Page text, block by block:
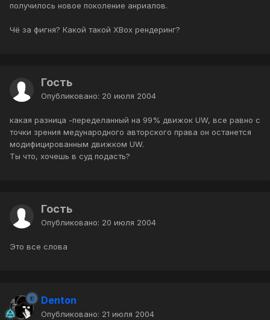
получилось новое поколение анриалов.
Чё за фигня? Какой такой XBox рендеринг?
Гость
Опубликовано: 20 июля 2004
какая разница -переделанный на 99% движок UW, все равно с
точки зрения медународного авторского права он останется
модифицированным движком UW.
Ты что, хочешь в суд подасть?
Гость
Опубликовано: 20 июля 2004
Это все слова
Denton
Опубликовано: 21 июля 2004